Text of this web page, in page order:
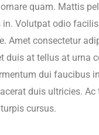
quam. Mattis
Volutpat odio
Amet consectetur
duis at tellus at urna
dui faucibus
duis ultricies.
cursus.